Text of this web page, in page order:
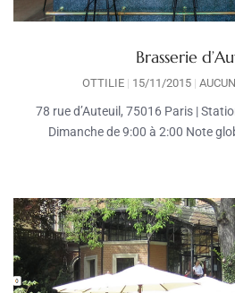
Brasserie
OTTILIE 15/11/2015
78 rue d’Auteuil, 75016 Paris |
Dimanche de 9:00 à 2:00 Note